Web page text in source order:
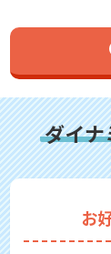
ダイナ
お